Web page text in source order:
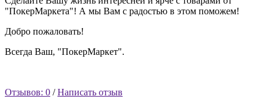
"ПокерМаркета"! А мы Вам с радостью в этом поможем!
Добро пожаловать!
Всегда Ваш, "ПокерМаркет".
Отзывов: 0 /Написать отзыв